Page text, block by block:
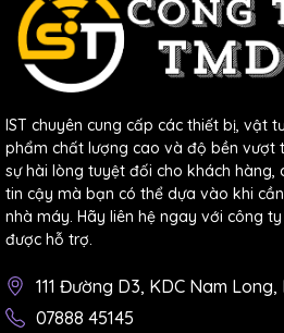
IST chuyên cung cấp các thiết bị, vật
phẩm chất lượng cao và độ bền vượt
sự hài lòng tuyệt đối cho khách hàng,
tin cậy mà bạn có thể dựa vào khi
nhà máy. Hãy liên hệ ngay với công
được hỗ trợ.
111 Đường D3, KDC Nam Long,
07888 45145